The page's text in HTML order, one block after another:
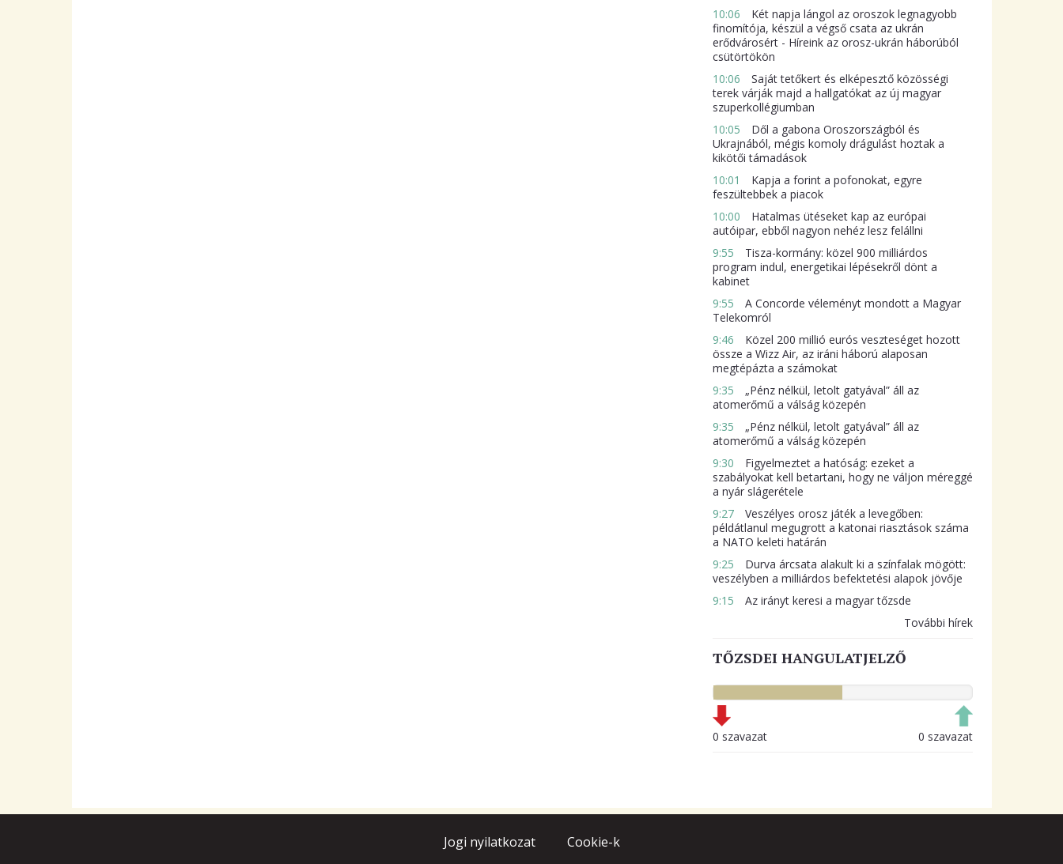
10:06
Két napja lángol az oroszok legnagyobb
finomítója, készül a végső csata az ukrán
erődvárosért - Híreink az orosz-ukrán háborúból
csütörtökön
10:06
Saját tetőkert és elképesztő közösségi
terek várják majd a hallgatókat az új magyar
szuperkollégiumban
10:05
Dől a gabona Oroszországból és
Ukrajnából, mégis komoly drágulást hoztak a
kikötői támadások
10:01
Kapja a forint a pofonokat, egyre
feszültebbek a piacok
10:00
Hatalmas ütéseket kap az európai
autóipar, ebből nagyon nehéz lesz felállni
9:55
Tisza-kormány: közel 900 milliárdos
program indul, energetikai lépésekről dönt a
kabinet
9:55
A Concorde véleményt mondott a Magyar
Telekomról
9:46
Közel 200 millió eurós veszteséget hozott
össze a Wizz Air, az iráni háború alaposan
megtépázta a számokat
9:35
„Pénz nélkül, letolt gatyával” áll az
atomerőmű a válság közepén
9:35
„Pénz nélkül, letolt gatyával” áll az
atomerőmű a válság közepén
9:30
Figyelmeztet a hatóság: ezeket a
szabályokat kell betartani, hogy ne váljon méreggé
a nyár slágerétele
9:27
Veszélyes orosz játék a levegőben:
példátlanul megugrott a katonai riasztások száma
a NATO keleti határán
9:25
Durva árcsata alakult ki a színfalak mögött:
veszélyben a milliárdos befektetési alapok jövője
9:15
Az irányt keresi a magyar tőzsde
További hírek
TŐZSDEI HANGULATJELZŐ
0 szavazat 0 szavazat
Jogi nyilatkozat Cookie-k